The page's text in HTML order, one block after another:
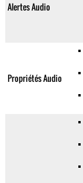
Alertes Audio
Propriétés Audio